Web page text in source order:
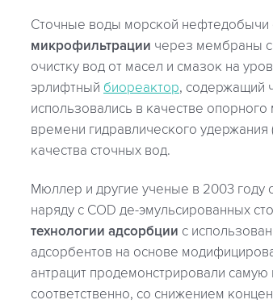
Сточные воды морской
микрофильтрации через мембраны
очистку вод от масел и смазок на
эрлифтный биореактор, содержащий
использовались в качестве
времени гидравлического удержания
качества сточных вод.
Мюллер и другие ученые в 2003 году
наряду с COD де-эмульсированных
технологии адсорбции с
адсорбентов на основе
антрацит продемонстрировали
соответственно, со снижением